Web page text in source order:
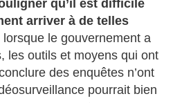
qu’il est difficile
arriver à de telles
lorsque le gouvernement a
les outils et moyens qui ont
des enquêtes n’ont
pourrait bien